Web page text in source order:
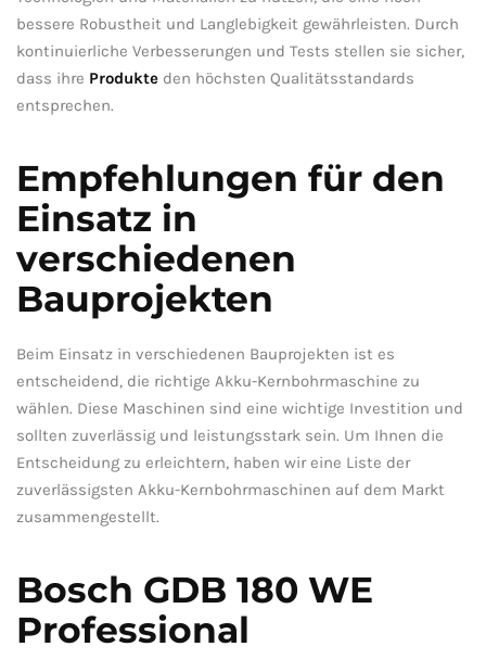
‌bessere Robustheit ‌und ⁤Langlebigkeit gewährleisten. Durch
kontinuierliche Verbesserungen und Tests stellen⁢ sie ⁢sicher,
dass ihre Produkte den höchsten Qualitätsstandards
entsprechen.
Empfehlungen für den
Einsatz in
‌verschiedenen
‍Bauprojekten
Beim Einsatz in verschiedenen‍ Bauprojekten ist es
⁤entscheidend, die richtige Akku-Kernbohrmaschine zu
wählen. Diese Maschinen⁣ sind eine‍ wichtige Investition​ und
sollten zuverlässig und leistungsstark⁣ sein. Um Ihnen die
Entscheidung zu erleichtern, haben wir eine Liste⁣ der
zuverlässigsten‍ Akku-Kernbohrmaschinen auf dem Markt
zusammengestellt.
Bosch GDB 180 WE
Professional